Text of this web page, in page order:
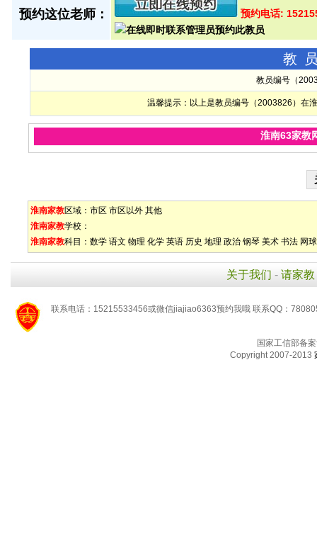
预约这位老师： 预约电话:
教
教员编号（
温馨提示：以上是教员编号（2003826）在
淮南63家教
淮南家教区域： 市区 市区以外 其他
淮南家教学校：
淮南家教科目： 数学 语文 物理 化学 英语 历史 地理 政治 钢琴 美术 书法 网球
关于我们 - 请家教
联系电话：15215533456或微信jiajiao6363预约我哦 联系QQ：
国家工信部备
Copyright 2007-2013